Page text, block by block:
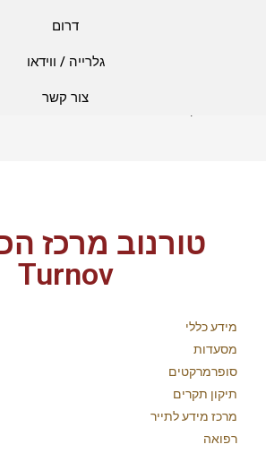
דרום
גלרייה / ווידאו
צור קשר
טורנוב מרכז הכוכב – Turnov
טורנוב מרכז
Turnov
מידע כללי
מסעדות
סופרמרקטים
תיקון תקרים
מרכז מידע לתייר
רפואה